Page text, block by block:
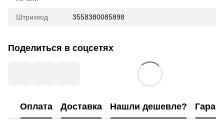
Штрихкод 3558380085898
Поделиться в соцсетях
Оплата Доставка Нашли дешевле?